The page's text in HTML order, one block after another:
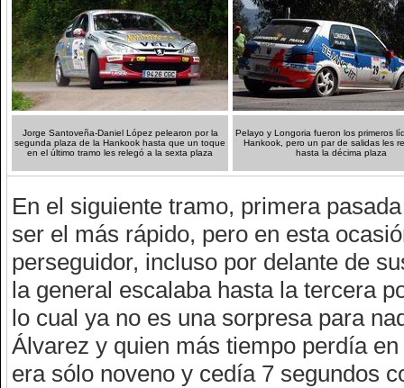
Jorge Santoveña-Daniel López pelearon por la
segunda plaza de la Hankook hasta que un toque
en el último tramo les relegó a la sexta plaza
Pelayo y Longoria fueron los primeros
Hankook, pero un par de salidas les
hasta la décima plaza
En el siguiente tramo, primera
ser el más rápido, pero en esta
perseguidor, incluso por delante de
la general escalaba hasta la tercera
lo cual ya no es una sorpresa para
Álvarez y quien más tiempo perdía
era sólo noveno y cedía 7 segundos